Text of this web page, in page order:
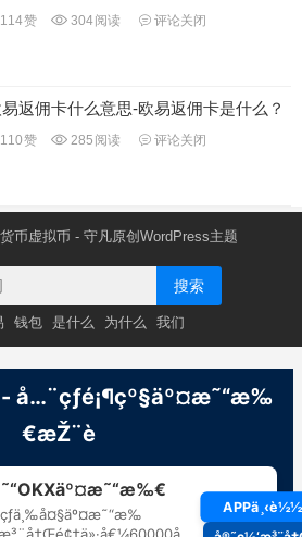
赞 304阅读 评论关闭
返佣卡什么意思-欧易返佣卡是什么？
赞 285 阅读 评论关闭
币虚拟币 - 守凡原创 WordPress主题
搜索
钱包 是什么 为什么 我们